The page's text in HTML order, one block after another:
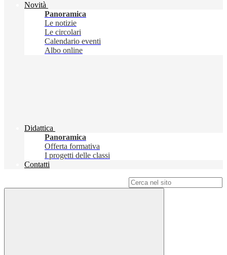
Novità
Panoramica
Le notizie
Le circolari
Calendario eventi
Albo online
Didattica
Panoramica
Offerta formativa
I progetti delle classi
Contatti